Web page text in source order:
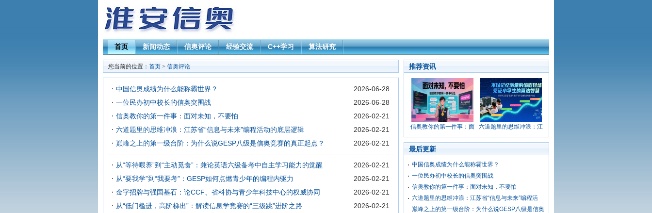
首页 新闻动态 信奥评论 经验交流 C++学习 算法研究
您当前的位置： 首页 > 信奥评论
中国信奥成绩为什么能称霸世界？
2026-06-28
一位民办初中校长的信奥突围战
2026-06-28
信奥教你的第一件事：面对未知，不要怕
2026-02-21
六道题里的思维冲浪：江苏省“信息与未来”编程活动的底层逻辑
2026-02-21
巅峰之上的第一级台阶：为什么说GESP八级是信奥竞赛的真正起点？
2026-02-21
从“等待喂养”到“主动觅食”：兼论英语六级备考中自主学习能力的觉醒
2026-02-21
从“要我学”到“我要考”：GESP如何点燃青少年的编程内驱力
2026-02-21
金字招牌与强国基石：论CCF、省科协与青少年科技中心的权威协同
2026-02-21
从“低门槛进，高阶梯出”：解读信息学竞赛的“三级跳”进阶之路
2026-02-21
推荐资讯
信奥教你的第一件事：面 六道题里的思维冲浪：江
最后更新
中国信奥成绩为什么能称霸世界？
一位民办初中校长的信奥突围战
信奥教你的第一件事：面对未知，不要怕
六道题里的思维冲浪：江苏省“信息与未来”编程活
巅峰之上的第一级台阶：为什么说GESP八级是信奥